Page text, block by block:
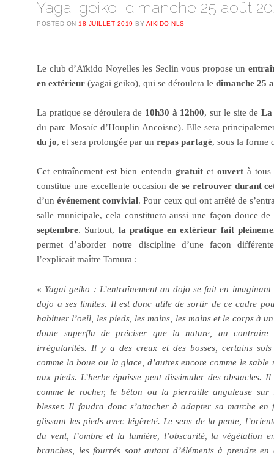
Yagai geiko, dimanche 25 août
POSTED ON18 JUILLET 2019 BY AIKIDO NLS
Le club d’Aïkido Noyelles les Seclin vous propose un
en extérieur (yagai geiko), qui se déroulera ledimanche 25
La pratique se déroulera de 10h30 à 12h00, sur le site de La
du parc Mosaïc d’Houplin Ancoisne). Elle sera
du jo, et sera prolongée par unrepas partagé, sous la forme
Cet entraînement est bien entendu gratuitet ouvertà tous
constitue une excellente occasion de se retrouver durant
d’unévénement convivial. Pour ceux qui ont arrêté de
salle municipale, cela constituera aussi une façon douce de
septembre. Surtout, la pratique en extérieur fait
permet d’aborder notre discipline d’une façon
l’explicait maître Tamura :
« Yagai geiko : L’entraînement au dojo se fait en
dojo a ses limites. Il est donc utile de sortir de ce cadre
habituer l’oeil, les pieds, les mains, les mains et le corps à
doute superflu de préciser que la nature, au contraire
irrégularités. Il y a des creux et des bosses, certains sols
comme la boue ou la glace, d’autres encore comme le
aux pieds. L’herbe épaisse peut dissimuler des obstacles.
comme le rocher, le béton ou la pierraille anguleuse sur
blesser. Il faudra donc s’attacher à adapter sa marche en
glissant les pieds avec légèreté. Le sens de la pente,
du vent, l’ombre et la lumière, l’obscurité, la végétation
branches, les fourrés sont autant d’éléments à prendre